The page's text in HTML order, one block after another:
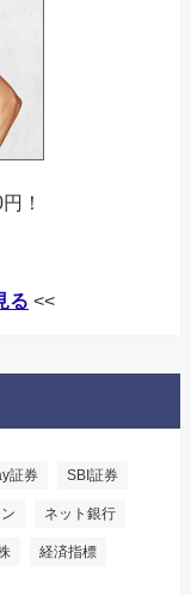
！
る <<
証券 SBI証券
ネット銀行
経済指標